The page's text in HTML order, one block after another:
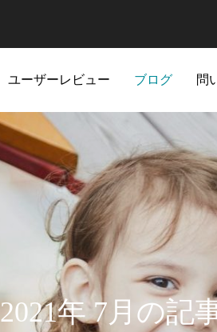
ユーザーレビュー ブログ 問
2021年 7月の記